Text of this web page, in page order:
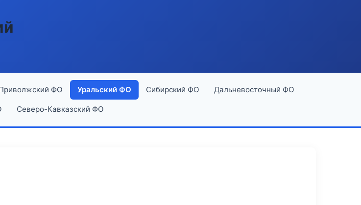
ФО Уральский ФО Сибирский ФО Дальневосточный ФО
Северо-Кавказский ФО